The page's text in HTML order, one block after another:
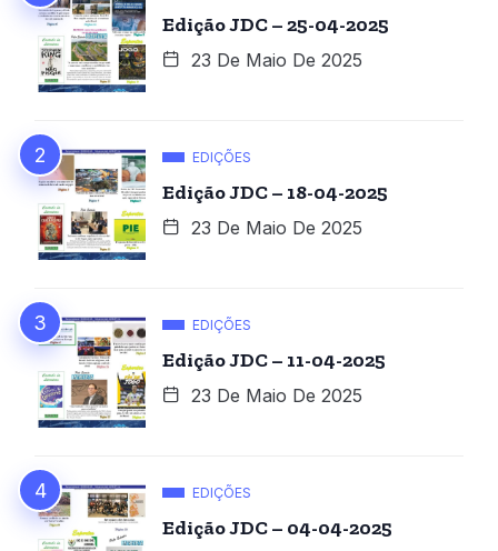
Edição JDC – 25-04-2025
23 De Maio De 2025
EDIÇÕES
Edição JDC – 18-04-2025
23 De Maio De 2025
EDIÇÕES
Edição JDC – 11-04-2025
23 De Maio De 2025
EDIÇÕES
Edição JDC – 04-04-2025